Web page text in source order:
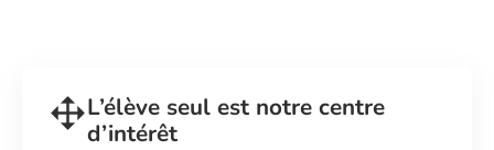
L’élève seul est notre centre
d’intérêt